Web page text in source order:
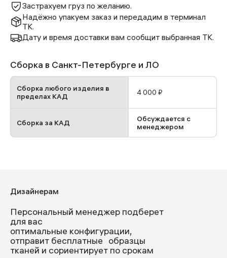
Застрахуем груз по желанию.
Надёжно упакуем заказ и передадим в терминал
ТК.
Дату и время доставки вам сообщит выбранная ТК.
Сборка в Санкт-Петербурге и ЛО
Сборка любого изделия в
пределах КАД
4 000 ₽
Сборка за КАД
Обсуждается с
менеджером
Дизайнерам
Персональный менеджер подберет
для вас
оптимальные конфигурации,
отправит бесплатные образцы
тканей и сориентирует по срокам